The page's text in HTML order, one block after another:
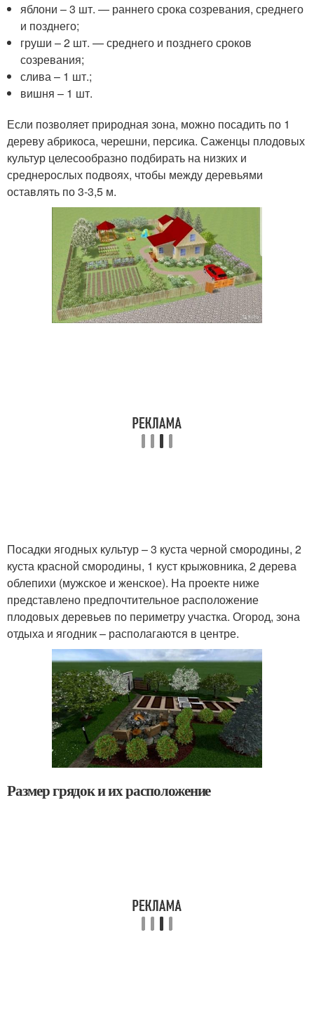
яблони – 3 шт. — раннего срока созревания, среднего
и позднего;
груши – 2 шт. — среднего и позднего сроков
созревания;
слива – 1 шт.;
вишня – 1 шт.
Если позволяет природная зона, можно посадить по 1
дереву абрикоса, черешни, персика. Саженцы плодовых
культур целесообразно подбирать на низких и
среднерослых подвоях, чтобы между деревьями
оставлять по 3-3,5 м.
Посадки ягодных культур – 3 куста черной смородины, 2
куста красной смородины, 1 куст крыжовника, 2 дерева
облепихи (мужское и женское). На проекте ниже
представлено предпочтительное расположение
плодовых деревьев по периметру участка. Огород, зона
отдыха и ягодник – располагаются в центре.
Размер грядок и их расположение